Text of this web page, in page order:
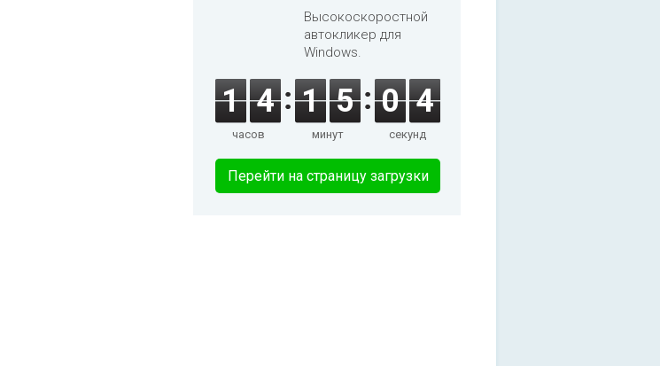
Высокоскоростной
автокликер для
Windows.
1 4
часов
1 5
минут
0 4
секунд
Перейти на страницу загрузки